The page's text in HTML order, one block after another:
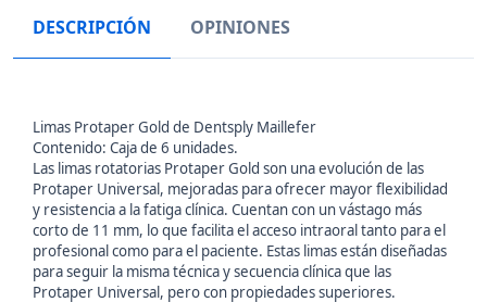
DESCRIPCIÓN OPINIONES
Limas Protaper Gold de Dentsply Maillefer
Contenido: Caja de 6 unidades.
Las limas rotatorias Protaper Gold son una evolución de las
Protaper Universal, mejoradas para ofrecer mayor flexibilidad
y resistencia a la fatiga clínica. Cuentan con un vástago más
corto de 11 mm, lo que facilita el acceso intraoral tanto para el
profesional como para el paciente. Estas limas están diseñadas
para seguir la misma técnica y secuencia clínica que las
Protaper Universal, pero con propiedades superiores.